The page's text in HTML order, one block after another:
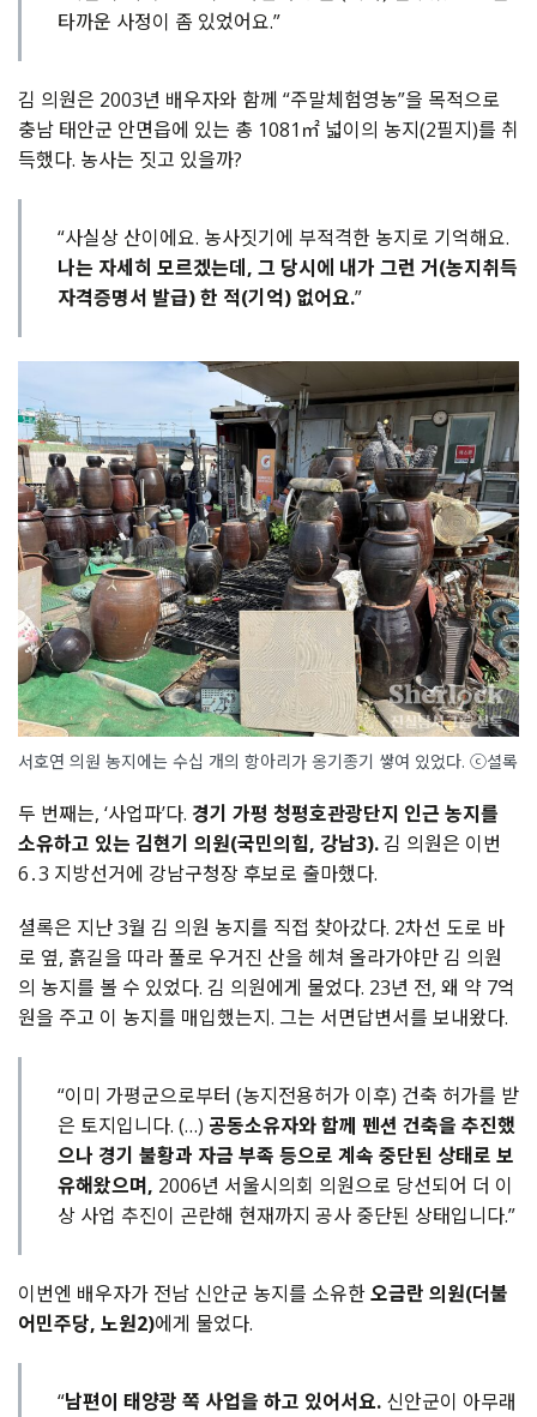
타까운 사정이 좀 있었어요.”
김 의원은 2003년 배우자와 함께 “주말체험영농”을 목적으로
충남 태안군 안면읍에 있는 총 1081㎡ 넓이의 농지(2필지)를 취
득했다. 농사는 짓고 있을까?
“사실상 산이에요. 농사짓기에 부적격한 농지로 기억해요.
나는 자세히 모르겠는데, 그 당시에 내가 그런 거(농지취득
자격증명서 발급) 한 적(기억) 없어요.”
서호연 의원 농지에는 수십 개의 항아리가 옹기종기 쌓여 있었다. ⓒ셜록
두 번째는, ‘사업파’다. 경기 가평 청평호관광단지 인근 농지를
소유하고 있는 김현기 의원(국민의힘, 강남3).김 의원은 이번
6․3 지방선거에 강남구청장 후보로 출마했다.
셜록은 지난 3월 김 의원 농지를 직접 찾아갔다. 2차선 도로 바
로 옆, 흙길을 따라 풀로 우거진 산을 헤쳐 올라가야만 김 의원
의 농지를 볼 수 있었다. 김 의원에게 물었다. 23년 전, 왜 약 7억
원을 주고 이 농지를 매입했는지. 그는 서면답변서를 보내왔다.
“이미 가평군으로부터 (농지전용허가 이후) 건축 허가를 받
은 토지입니다. (…) 공동소유자와 함께 펜션 건축을 추진했
으나 경기 불황과 자금 부족 등으로 계속 중단된 상태로 보
유해왔으며, 2006년 서울시의회 의원으로 당선되어 더 이
상 사업 추진이 곤란해 현재까지 공사 중단된 상태입니다.”
이번엔 배우자가 전남 신안군 농지를 소유한오금란 의원(더불
어민주당, 노원2)에게 물었다.
“남편이 태양광 쪽 사업을 하고 있어서요. 신안군이 아무래